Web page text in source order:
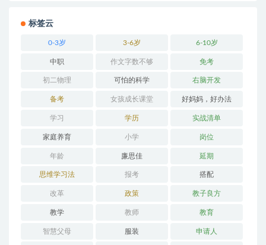
标签云
0-3岁 3-6岁 6-10岁
中职 作文字数不够 免考
初二物理 可怕的科学 右脑开发
备考 女孩成长课堂 好妈妈，好办法
学习 学历 实战清单
家庭养育 小学 岗位
年龄 廉思佳 延期
思维学习法 报考 搭配
改革 政策 教子良方
教学 教师 教育
智慧父母 服装 申请人